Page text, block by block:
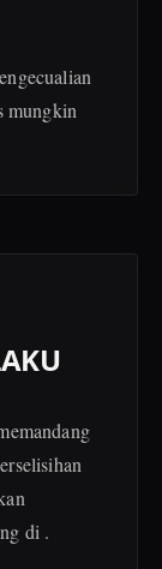
mungkin
di .